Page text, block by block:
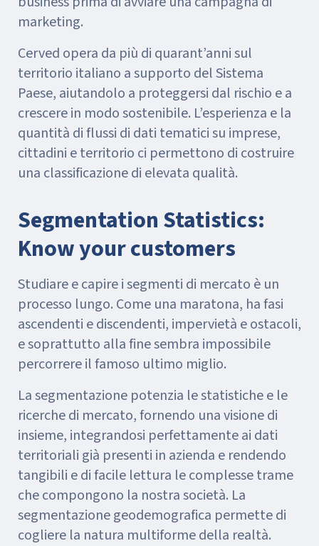
marketing.
Cerved opera da più di quarant’anni sul
territorio italiano a supporto del Sistema
Paese, aiutandolo a proteggersi dal rischio e a
crescere in modo sostenibile. L’esperienza e la
quantità di flussi di dati tematici su imprese,
cittadini e territorio ci permettono di costruire
una classificazione di elevata qualità.
Segmentation Statistics:
Know your customers
Studiare e capire i segmenti di mercato è un
processo lungo. Come una maratona, ha fasi
ascendenti e discendenti, impervietà e ostacoli,
e soprattutto alla fine sembra impossibile
percorrere il famoso ultimo miglio.
La segmentazione potenzia le statistiche e le
ricerche di mercato, fornendo una visione di
insieme, integrandosi perfettamente ai dati
territoriali già presenti in azienda e rendendo
tangibili e di facile lettura le complesse trame
che compongono la nostra società. La
segmentazione geodemografica permette di
cogliere la natura multiforme della realtà.